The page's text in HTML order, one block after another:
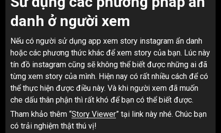
danh ở người xem
Nếu có người sử dụng app xem story instagram ẩn danh
hoặc các phương thức khác để xem story của bạn. Lúc này
tín đồ instagram cũng sẽ không thể biết được những ai đã
từng xem story của mình. Hiện nay có rất nhiều cách để có
thể thực hiện được điều này. Và khi người xem đã muốn
che dấu thân phận thì rất khó để bạn có thể biết được.
Tham khảo thêm “Story Viewer” tại link này nhé. Chúc bạn
có trải nghiệm thật thú vị!